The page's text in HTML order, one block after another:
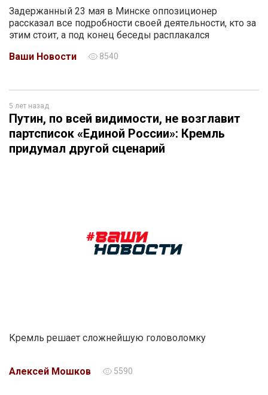
Задержанный 23 мая в Минске оппозиционер
рассказал все подробности своей деятельности, кто за
этим стоит, а под конец беседы расплакался
Ваши Новости
8540
5 лет назад
Путин, по всей видимости, не возглавит
партсписок «Единой России»: Кремль
придумал другой сценарий
Кремль решает сложнейшую головоломку
Алексей Мошков 5590